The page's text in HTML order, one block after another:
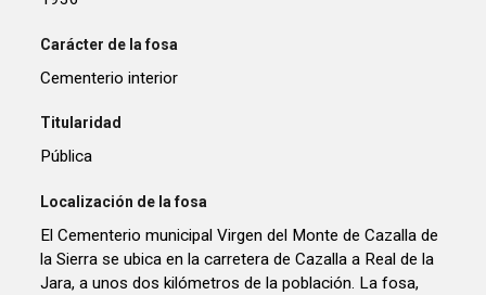
Carácter de la fosa
Cementerio interior
Titularidad
Pública
Localización de la fosa
El Cementerio municipal Virgen del Monte de Cazalla de
la Sierra se ubica en la carretera de Cazalla a Real de la
Jara, a unos dos kilómetros de la población. La fosa,